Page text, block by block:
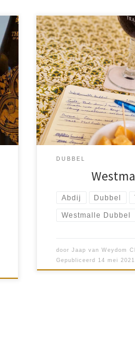
De meest klassieke
(blond), dubbel en
van de tripel beduidend
van de ingrediënten is
DUBBEL
Abdij Dubbel
Westmalle Dubbel
doorJaap van Weydom
Gepubliceerd 14 mei 2021